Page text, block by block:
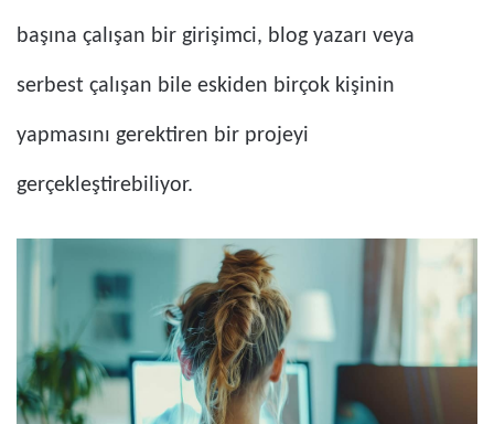
başına çalışan bir girişimci, blog yazarı veya
serbest çalışan bile eskiden birçok kişinin
yapmasını gerektiren bir projeyi
gerçekleştirebiliyor.